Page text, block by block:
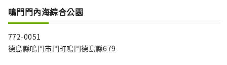
鳴門門內海綜合公園
772-0051
德島縣鳴門市門町鳴門德島縣679